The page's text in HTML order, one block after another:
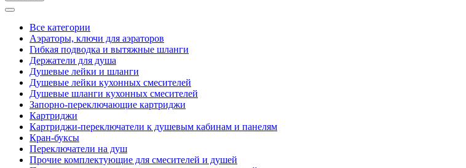
Все категории
Аэраторы, ключи для аэраторов
Гибкая подводка и вытяжные шланги
Держатели для душа
Душевые лейки и шланги
Душевые лейки кухонных смесителей
Душевые шланги кухонных смесителей
Запорно-переключающие картриджи
Картриджи
Картриджи-переключатели к душевым кабинам и панелям
Кран-буксы
Переключатели на душ
Прочие комплектующие для смесителей и душей